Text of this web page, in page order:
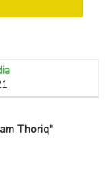
Thoriq"